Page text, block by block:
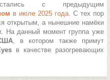
с предыдущим
в июле 2025 года. С тех пор
открытым, а нынешние намёки
На данный момент группа уже
, в котором также примут
в качестве разогревающих